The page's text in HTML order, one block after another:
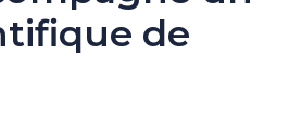
de